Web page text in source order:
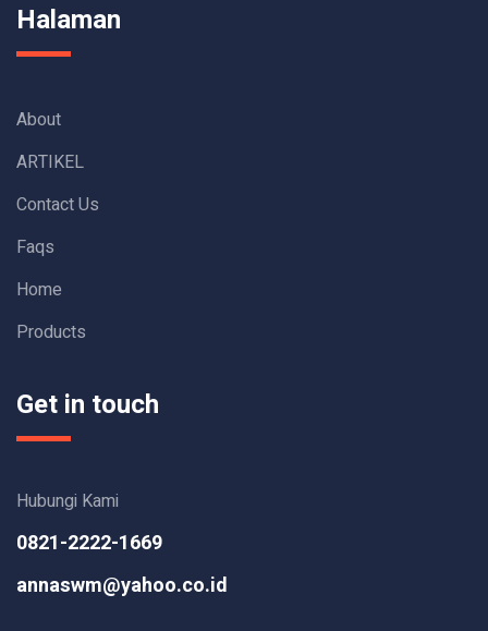
Halaman
About
ARTIKEL
Contact Us
Faqs
Home
Products
Get in touch
Hubungi Kami
0821-2222-1669
annaswm@yahoo.co.id